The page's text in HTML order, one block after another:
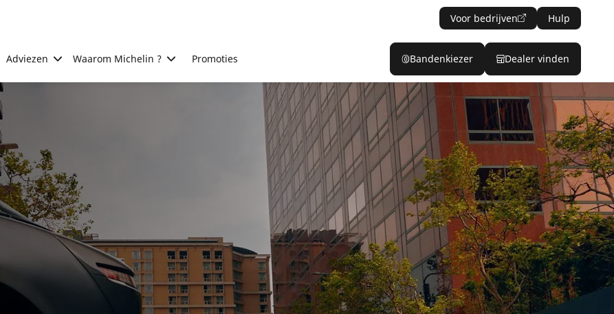
Voor bedrijven Hulp
Adviezen Waarom Michelin ? Promoties Bandenkiezer Dealer vinden